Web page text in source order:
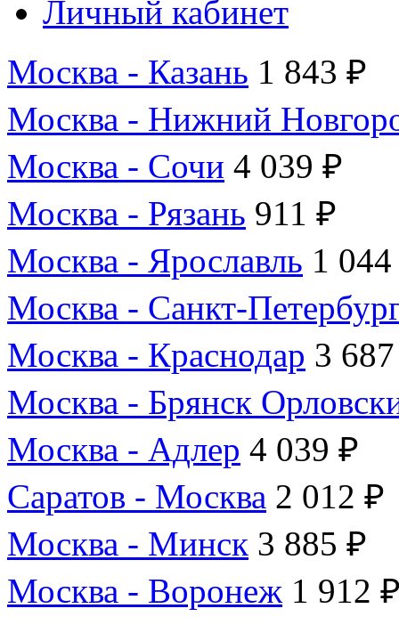
Личный кабинет
Москва - Казань 1 843 ₽
Москва - Нижний
Москва - Сочи 4 039 ₽
Москва - Рязань 911 ₽
Москва - Ярославль 1
Москва - Санкт-
Москва - Краснодар 3
Москва - Брянск
Москва - Адлер 4 039 ₽
Саратов - Москва 2 012 ₽
Москва - Минск 3 885 ₽
Москва - Воронеж 1 912